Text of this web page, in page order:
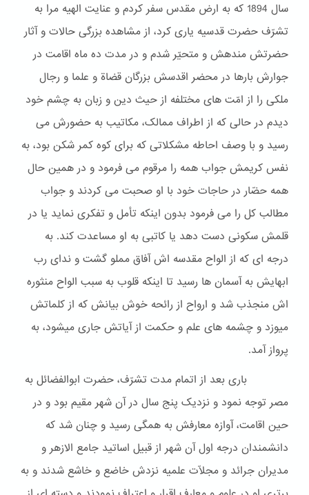
سال 1894 که به ارض مقدس سفر کردم و عنایت الهیه مرا به
تشرّف حضرت قدسیه یاری کرد، از مشاهده بزرگی حالات و آثار
حضرتش مندهش و متحیّر شدم و در مدت ده ماه اقامت در
جوارش بارها در محضر اقدسش بزرگان قضاة و علما و رجال
ملکی را از امّت های مختلفه از حیث دین و زبان به چشم خود
دیدم در حالی که از اطراف ممالک، مکاتیب به حضورش می
رسید و با وصف احاطه مشکلاتی که برای کوه کمر شکن بود، به
نفس کریمش جواب همه را مرقوم می فرمود و در همین حال
همه حضّار در حاجات خود با او صحبت می کردند و جواب
مطالب کل را می فرمود بدون اینکه تأمل و تفکری نماید یا در
قلمش سکونی دست دهد یا کاتبی به او مساعدت کند. به
درجه ای که از الواح مقدسه اش آفاق مملو گشت و ندای رب
ابهایش به آسمان ها رسید تا اینکه قلوب به سبب الواح منثوره
اش منجذب شد و ارواح از رائحه خوش بیانش که از کلماتش
میوزد و چشمه های علم و حکمت از آیاتش جاری میشود، به
پرواز آمد.
باری بعد از اتمام مدت تشرّف، حضرت ابوالفضائل به
مصر توجه نمود و نزدیک پنج سال در آن شهر مقیم بود و در
حین اقامت، آوازه معارفش به همگی رسید و چنان شد که
دانشمندان درجه اول آن شهر از قبیل اساتید جامع الازهر و
مدیران جرائد و مجلّات علمیه نزدش خاضع و خاشع شدند و به